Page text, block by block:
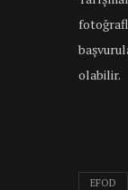
olabilir.
EFOD